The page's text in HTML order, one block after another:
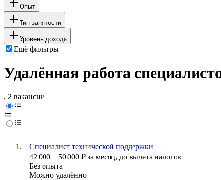
Опыт
Тип занятости
Уровень дохода
Ещё фильтры
Удалённая работа
, 2 вакансии
Специалист технической поддержки
42 000 – 50 000 ₽ за месяц, до вычета налогов
Без опыта
Можно удалённо